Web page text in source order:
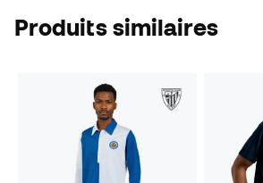
Produits similaires